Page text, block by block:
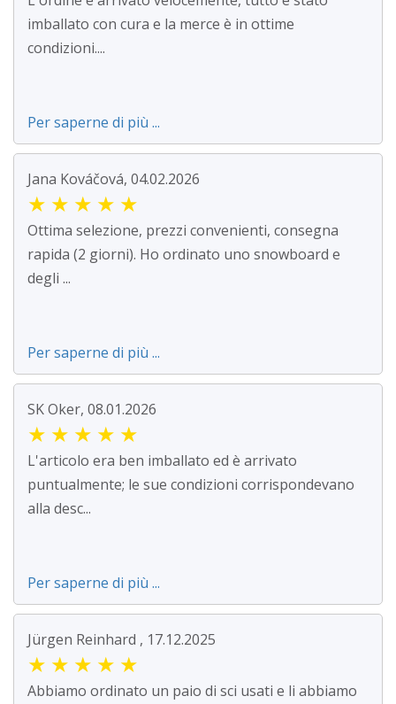
imballato con cura e la merce è in ottime
condizioni....
Per saperne di più ...
Jana Kováčová, 04.02.2026
★ ★ ★ ★ ★
Ottima selezione, prezzi convenienti, consegna
rapida (2 giorni). Ho ordinato uno snowboard e
degli ...
Per saperne di più ...
SK Oker, 08.01.2026
★ ★ ★ ★ ★
L'articolo era ben imballato ed è arrivato
puntualmente; le sue condizioni corrispondevano
alla desc...
Per saperne di più ...
Jürgen Reinhard , 17.12.2025
★ ★ ★ ★ ★
Abbiamo ordinato un paio di sci usati e li abbiamo